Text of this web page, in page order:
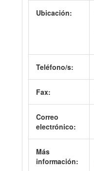
Ubicación:
Teléfono/s:
Fax:
Correo
electrónico:
Más
información: